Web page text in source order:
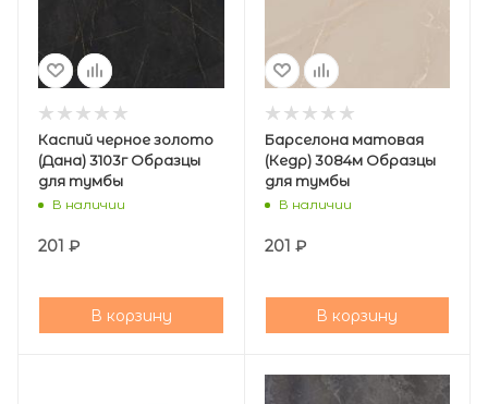
Каспий черное золото
(Дана) 3103г Образцы
для тумбы
В наличии
201 ₽
В корзину
Барселона матовая
(Кедр) 3084м Образцы
для тумбы
В наличии
201 ₽
В корзину